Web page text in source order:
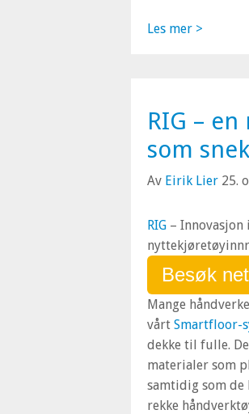
Les mer >
RIG –
som
Av Eirik Lier 25.
RIG – Innovasjon
Besøk
Mange
vårt Smartfloor-
dekke til fulle.
materialer som
samtidig som de
rekke